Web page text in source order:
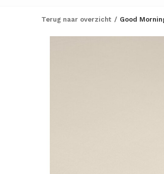
Terug naar overzicht Good